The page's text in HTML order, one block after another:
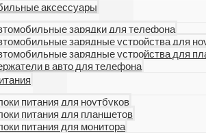
аксессуары
зарядки для телефона
зарядные устройства для
зарядные устройства для
в авто для телефона
питания для ноутбуков
питания для планшетов
питания для монитора